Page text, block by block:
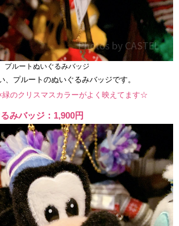
プルートぬいぐるみバッジ
、プルートのぬいぐるみバッジです。
のクリスマスカラーがよく映えてます☆
みバッジ：1,900円